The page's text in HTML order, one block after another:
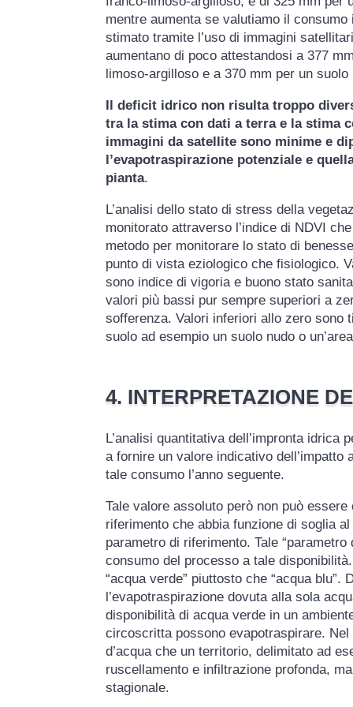
mentre aumenta se valutiamo il
stimato tramite l’uso di immagini
aumentano di poco attestandosi a 377
limoso-argilloso e a 370 mm per un
Il deficit idrico non risulta troppo
tra la stima con dati a terra e la stima
immagini da satellite sono minime e
l’evapotraspirazione potenziale e
pianta.
L’analisi dello stato di stress della
monitorato attraverso l’indice di NDVI
metodo per monitorare lo stato di
punto di vista eziologico che fisiologico.
sono indice di vigoria e buono stato
valori più bassi pur sempre superiori a
sofferenza. Valori inferiori allo zero sono
suolo ad esempio un suolo nudo o
4. INTERPRETAZIONE
L’analisi quantitativa dell’impronta
a fornire un valore indicativo
tale consumo l’anno seguente.
Tale valore assoluto però non può
riferimento che abbia funzione di soglia
parametro di riferimento. Tale
consumo del processo a tale
“acqua verde” piuttosto che “acqua
l’evapotraspirazione dovuta alla sola
disponibilità di acqua verde in un
circoscritta possono evapotraspirare.
d’acqua che un territorio, delimitato ad
ruscellamento e infiltrazione profonda,
stagionale.